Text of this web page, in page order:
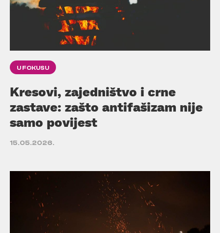
U FOKUSU
Kresovi, zajedništvo i crne
zastave: zašto antifašizam nije
samo povijest
15.05.2026.